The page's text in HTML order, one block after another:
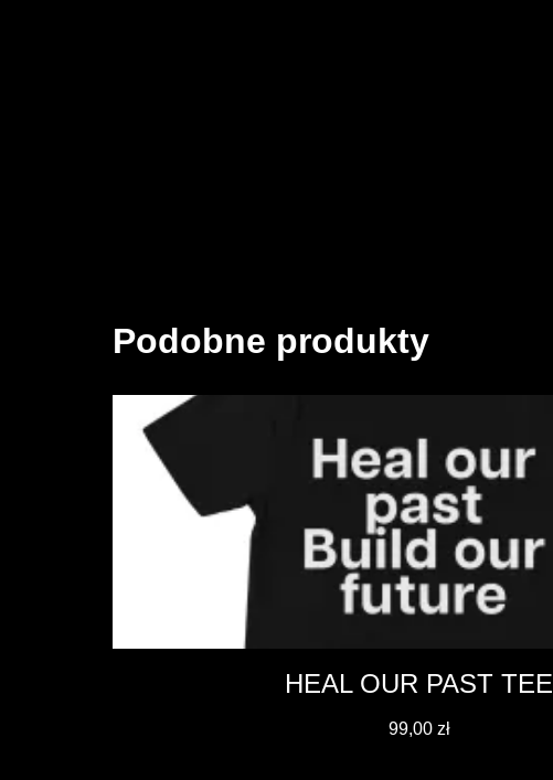
Podobne produkty
HEAL OUR PAST TEE
99,00 zł